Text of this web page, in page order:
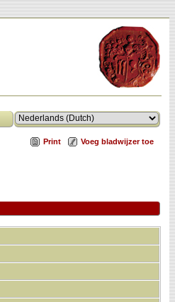
Print Voeg bladwijzer toe